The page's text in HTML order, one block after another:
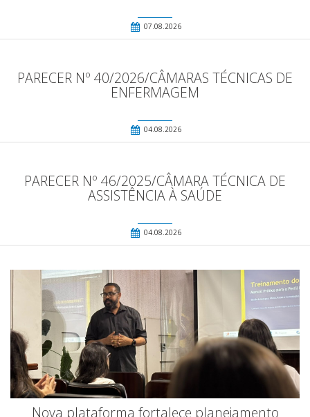
07.08.2026
PARECER Nº 40/2026/CÂMARAS TÉCNICAS DE
ENFERMAGEM
04.08.2026
PARECER Nº 46/2025/CÂMARA TÉCNICA DE
ASSISTÊNCIA À SAÚDE
04.08.2026
Nova plataforma fortalece planejamento